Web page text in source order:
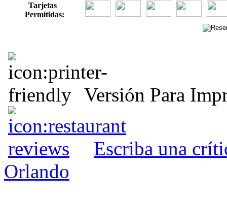
Tarjetas
Permitidas:
Versión Para
Escriba una
Orlando